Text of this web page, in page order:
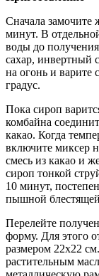
Сначала замочите
минут. В
воды до
сахар, инвертный
на огонь и варите
градус.
Пока сироп
комбайна
какао. Когда
включите миксер
смесь из какао и
сироп тонкой
10 минут,
пышной
Перелейте
форму. Для этого
размером 22х22
растительным